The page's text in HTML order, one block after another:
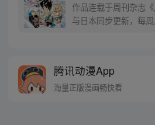
作品连载于周刊杂志
与日本同步更新，每
十年后，路飞为实现
斯的约定而出海，开
腾讯动漫App
海量正版漫画畅快看